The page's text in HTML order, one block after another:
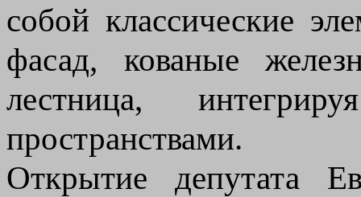
собой классические
фасад, кованые
лестница,
пространствами.
Открытие депутата